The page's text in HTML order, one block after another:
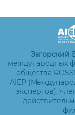
Загорский
международных
общества
AIEP
экспертов),